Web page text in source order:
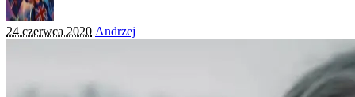
24 czerwca 2020 Posted
Andrzej